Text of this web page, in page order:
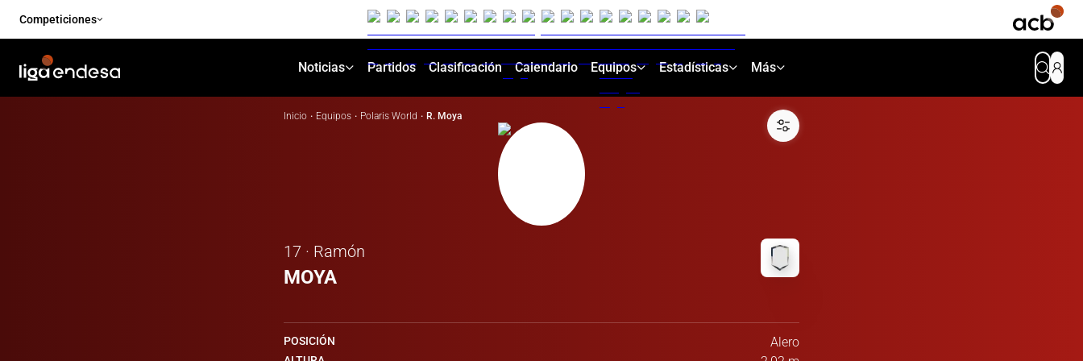
Competiciones
Noticias Partidos Clasificación Calendario Equipos Estadísticas Más
Inicio · Equipos · Polaris World · R. Moya
17 · Ramón
MOYA
POSICIÓN Alero